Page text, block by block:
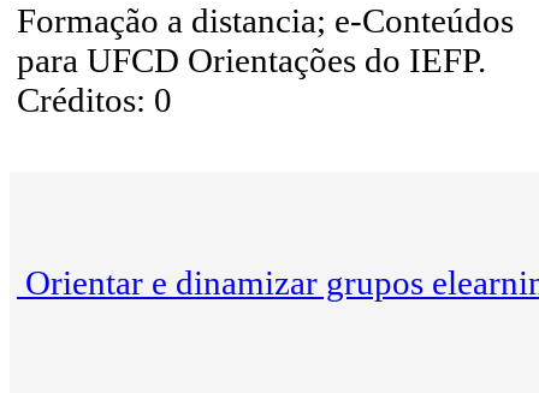
Formação a distancia; e-Conteúdos
para UFCD Orientações do IEFP.
Créditos: 0
Orientar e dinamizar grupos